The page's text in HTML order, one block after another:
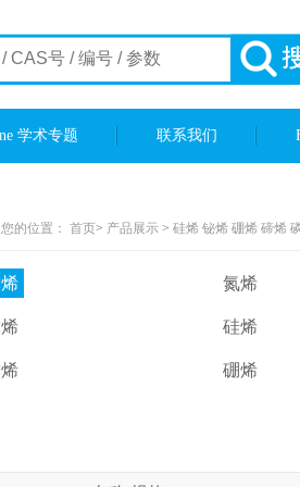
学术专题 联系我们
您的位置： 首页> 产品展示 > 硅烯 铋烯 硼烯 碲烯
氮烯
硅烯
硼烯